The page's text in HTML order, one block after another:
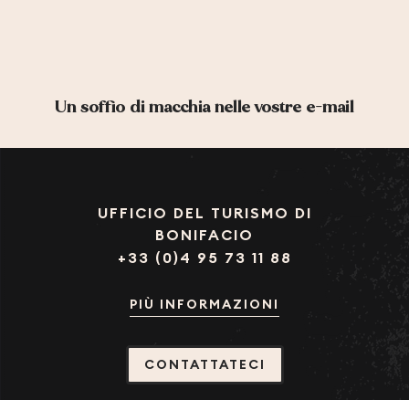
Un soffio di macchia nelle vostre e-mail
UFFICIO DEL TURISMO DI
BONIFACIO
+33 (0)4 95 73 11 88
PIÙ INFORMAZIONI
CONTATTATECI